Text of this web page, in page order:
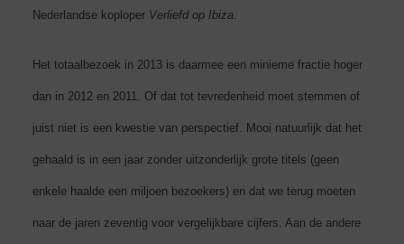
Nederlandse koploper Verliefd op Ibiza.
Het totaalbezoek in 2013 is daarmee een minieme fractie hoger
dan in 2012 en 2011. Of dat tot tevredenheid moet stemmen of
juist niet is een kwestie van perspectief. Mooi natuurlijk dat het
gehaald is in een jaar zonder uitzonderlijk grote titels (geen
enkele haalde een miljoen bezoekers) en dat we terug moeten
naar de jaren zeventig voor vergelijkbare cijfers. Aan de andere